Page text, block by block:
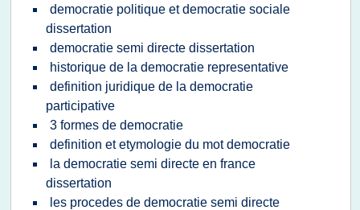
democratie politique et democratie sociale
dissertation
democratie semi directe dissertation
historique de la democratie representative
definition juridique de la democratie
participative
3 formes de democratie
definition et etymologie du mot democratie
la democratie semi directe en france
dissertation
les procedes de democratie semi directe